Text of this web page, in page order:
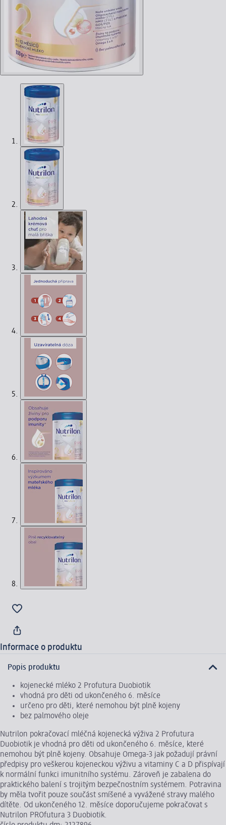
Informace o produktu
Popis produktu
kojenecké mléko 2 Profutura Duobiotik
vhodná pro děti od ukončeného 6. měsíce
určeno pro děti, které nemohou být plně kojeny
bez palmového oleje
Nutrilon pokračovací mléčná kojenecká výživa 2 Profutura
Duobiotik je vhodná pro děti od ukončeného 6. měsíce, které
nemohou být plně kojeny. Obsahuje Omega-3 jak požadují právní
předpisy pro veškerou kojeneckou výživu a vitaminy C a D přispívají
k normální funkci imunitního systému. Zároveň je zabalena do
praktického balení s trojitým bezpečnostním systémem. Potravina
by měla tvořit pouze součást smíšené a vyvážené stravy malého
dítěte. Od ukončeného 12. měsíce doporučujeme pokračovat s
Nutrilon PROfutura 3 Duobiotik.